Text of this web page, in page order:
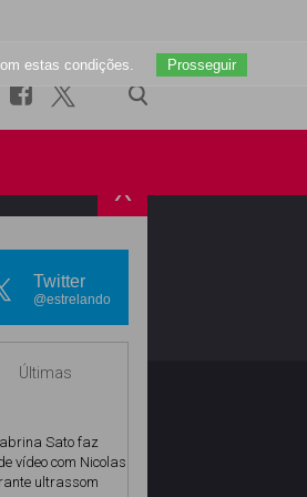
estas condições. Prosseguir
X
Twitter
@estrelando
Últimas
Sato faz
vídeo com Nicolas
ultrassom